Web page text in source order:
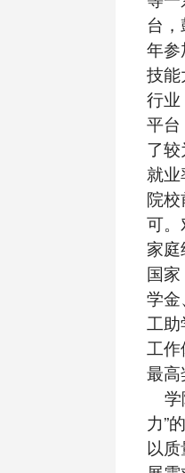
台
年
技
行
平
了
就
院
可
家
国
学
工
工
最高
学
力”
以